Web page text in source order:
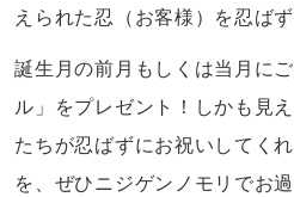
えられた忍（お客様）を忍ば
誕生月の前月もしくは当月に
ル」をプレゼント！しかも見
たちが忍ばずにお祝いしてく
を、ぜひニジゲンノモリでお